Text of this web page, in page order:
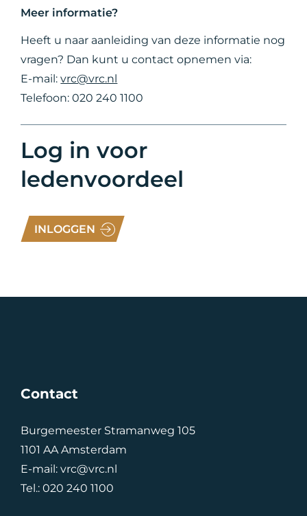
Meer informatie?
Heeft u naar aanleiding van deze informatie nog
vragen? Dan kunt u contact opnemen via:
E-mail:vrc@vrc.nl
Telefoon: 020 240 1100
Log in voor
ledenvoordeel
INLOGGEN
Contact
Burgemeester Stramanweg 105
1101 AA Amsterdam
E-mail:vrc@vrc.nl
Tel.:020 240 1100